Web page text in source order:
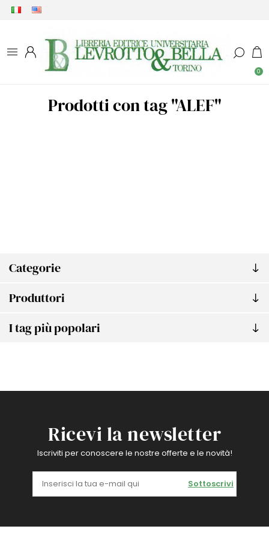
0
Categorie
Produttori
I tag più popolari
Prodotti con tag "ALEF"
Ricevi la newsletter
Iscriviti per conoscere le nostre offerte e le novità!
Sottoscrivi